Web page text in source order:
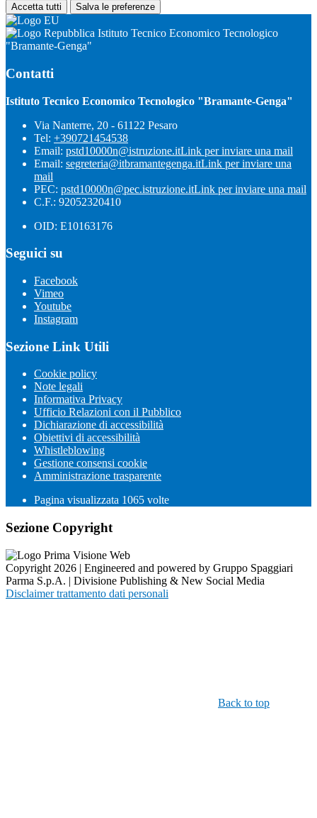
Accetta tutti Salva le preferenze
Istituto Tecnico Economico Tecnologico
"Bramante-Genga"
Contatti
Istituto Tecnico Economico Tecnologico "Bramante-Genga"
Via Nanterre, 20 - 61122 Pesaro
Tel: +390721454538
Email: pstd10000n@istruzione.itLink per inviare una mail
Email: segreteria@itbramantegenga.itLink per inviare una
mail
PEC: pstd10000n@pec.istruzione.itLink per inviare una mail
C.F.: 92052320410
OID: E10163176
Seguici su
Facebook
Vimeo
Youtube
Instagram
Sezione Link Utili
Cookie policy
Note legali
Informativa Privacy
Ufficio Relazioni con il Pubblico
Dichiarazione di accessibilità
Obiettivi di accessibilità
Whistleblowing
Gestione consensi cookie
Amministrazione trasparente
Pagina visualizzata 1065 volte
Sezione Copyright
Copyright 2026 | Engineered and powered by Gruppo Spaggiari
Parma S.p.A. | Divisione Publishing & New Social Media
Disclaimer trattamento dati personali
Back to top